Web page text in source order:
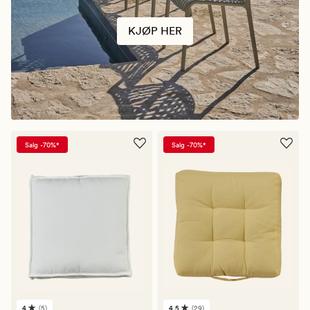
KJØP HER
Salg -70%*
4 (5)
Salg -70%*
4.5 (29)